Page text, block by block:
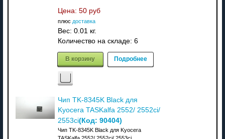
Цена: 50 руб
плюс доставка
Вес: 0.01 кг.
Количество на складе: 6
В корзину Подробнее
Чип TK-8345K Black для
Kyocera TASKalfa 2552/ 2552ci/
2553ci(Код: 90404)
Чип TK-8345K Black для Kyocera